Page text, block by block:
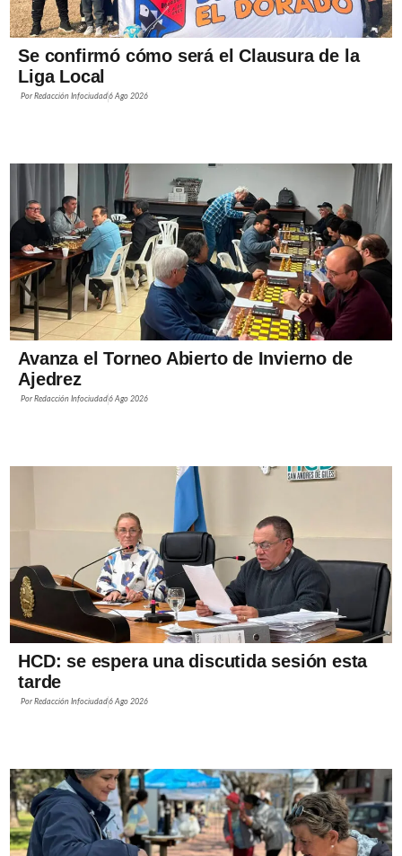
Se confirmó cómo será el Clausura de la
Liga Local
PorRedacción Infociudad6 Ago 2026
Avanza el Torneo Abierto de Invierno de
Ajedrez
PorRedacción Infociudad6 Ago 2026
HCD: se espera una discutida sesión esta
tarde
PorRedacción Infociudad6 Ago 2026